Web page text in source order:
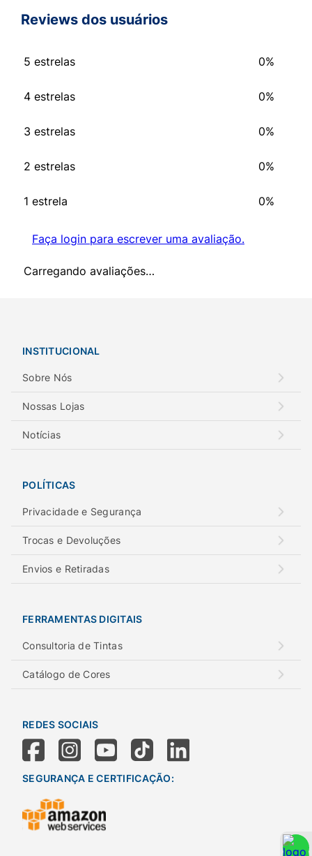
Reviews dos usuários
5 estrelas 0%
4 estrelas 0%
3 estrelas 0%
2 estrelas 0%
1 estrela 0%
Faça login para escrever uma avaliação.
Carregando avaliações…
INSTITUCIONAL
Sobre Nós
Nossas Lojas
Notícias
POLÍTICAS
Privacidade e Segurança
Trocas e Devoluções
Envios e Retiradas
FERRAMENTAS DIGITAIS
Consultoria de Tintas
Catálogo de Cores
REDES SOCIAIS
SEGURANÇA E CERTIFICAÇÃO: